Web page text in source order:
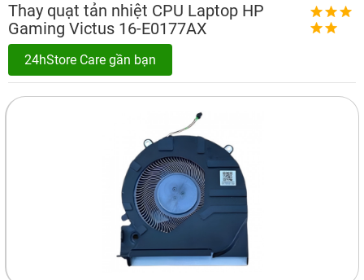
Thay quạt tản nhiệt CPU Laptop HP
Gaming Victus 16-E0177AX
24hStore Care gần bạn